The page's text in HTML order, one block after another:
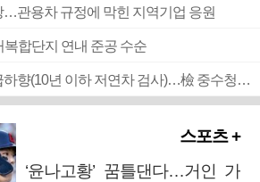
…관용차 규정에 막힌 지역기업 응원
복합단지 연내 준공 수순
■ 검사 신분 버리고 직급하향(10년 이하 저연차 검사)…檢 중수청행 기피
스포츠 +
‘윤나고황’ 꿈틀댄다…거인 가